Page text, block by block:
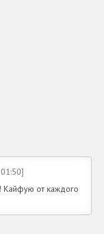
Кайфую от каждого